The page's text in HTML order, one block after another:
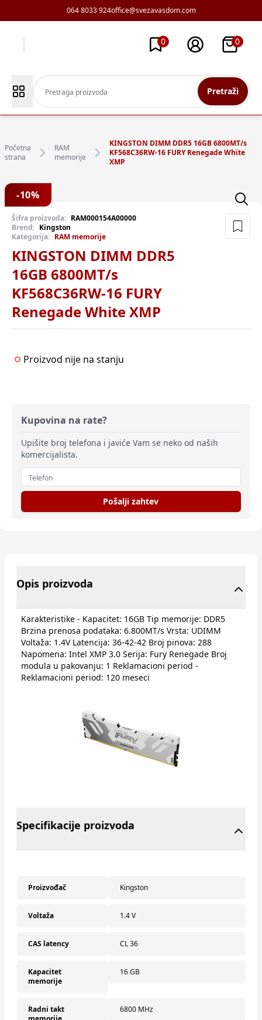
064 8033 924office@svezavasdom.com
0 0
Pretraži
Početna
strana
RAM
memorije
KINGSTON DIMM DDR5 16GB 6800MT/s
KF568C36RW-16 FURY Renegade White
XMP
-10%
Šifra proizvoda: RAM000154A00000
Brend: Kingston
Kategorija: RAM memorije
KINGSTON DIMM DDR5
16GB 6800MT/s
KF568C36RW-16 FURY
Renegade White XMP
Proizvod nije na stanju
Kupovina na rate?
Upišite broj telefona i javiće Vam se neko od naših
komercijalista.
Pošalji zahtev
Opis proizvoda
Karakteristike - Kapacitet: 16GB Tip memorije: DDR5
Brzina prenosa podataka: 6.800MT/s Vrsta: UDIMM
Voltaža: 1.4V Latencija: 36-42-42 Broj pinova: 288
Napomena: Intel XMP 3.0 Serija: Fury Renegade Broj
modula u pakovanju: 1 Reklamacioni period -
Reklamacioni period: 120 meseci
Specifikacije proizvoda
Proizvođač Kingston
Voltaža 1.4 V
CAS latency CL 36
Kapacitet
memorije
16 GB
Radni takt
6800 MHz